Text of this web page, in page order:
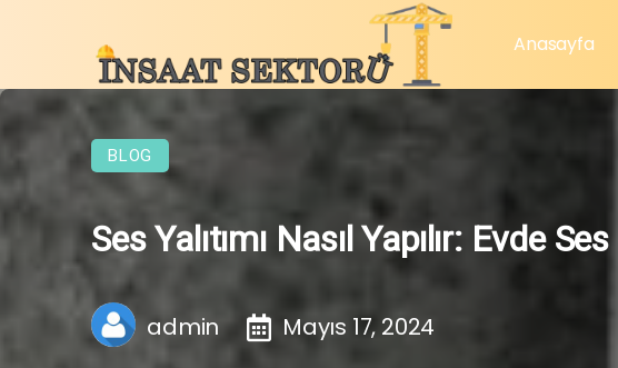
Anasayfa
BLOG
Ses Yalıtımı Nasıl Yapılır: Evde
admin Mayıs 17, 2024